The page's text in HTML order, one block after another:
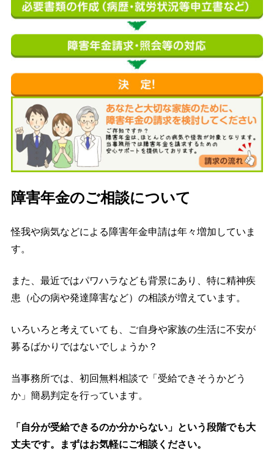
障害年金のご相談について
怪我や病気などによる障害年金申請は年々増加していま
す。
また、最近ではパワハラなども背景にあり、特に精神疾
患（心の病や発達障害など）の相談が増えています。
いろいろと考えていても、ご自身や家族の生活に不安が
募るばかりではないでしょうか？
当事務所では、初回無料相談で「受給できそうかどう
か」簡易判定を行っています。
「自分が受給できるのか分からない」という段階でも大
丈夫です。まずはお気軽にご相談ください。